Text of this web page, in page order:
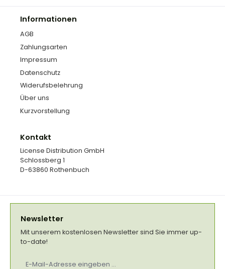
Informationen
AGB
Zahlungsarten
Impressum
Datenschutz
Widerufsbelehrung
Über uns
Kurzvorstellung
Kontakt
License Distribution GmbH
Schlossberg 1
D-63860 Rothenbuch
Newsletter
Mit unserem kostenlosen Newsletter sind Sie immer up-
to-date!
Mail-